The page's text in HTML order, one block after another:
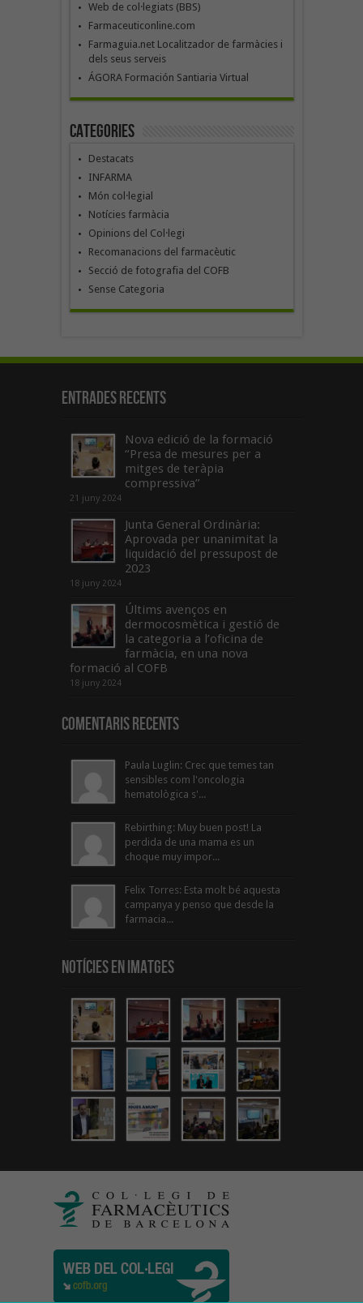
Web de col·legiats (BBS)
Farmaceuticonline.com
Farmaguia.net Localitzador de farmàcies i
dels seus serveis
ÁGORA Formación Santiaria Virtual
Categories
Destacats
INFARMA
Món col·legial
Notícies farmàcia
Opinions del Col·legi
Recomanacions del farmacèutic
Secció de fotografia del COFB
Sense Categoria
Entrades recents
Nova edició de la formació
“Presa de mesures per a
mitges de teràpia
compressiva”
21 juny 2024
Junta General Ordinària:
Aprovada per unanimitat la
liquidació del pressupost de
2023
18 juny 2024
Últims avenços en
dermocosmètica i gestió de
la categoria a l’oficina de
farmàcia, en una nova
formació al COFB
18 juny 2024
Comentaris Recents
Paula Luglin: Crec que temes tan
sensibles com l'oncologia
hematològica s'...
Rebirthing: Muy buen post! La
perdida de una mama es un
choque muy impor...
Felix Torres: Esta molt bé aquesta
campanya y penso que desde la
farmacia...
Notícies en Imatges